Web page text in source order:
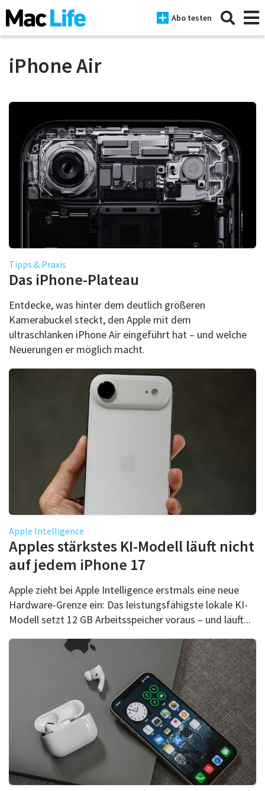
Abo testen
iPhone
Mac
iPad
Tests
Über uns
Mac Life+
Anmelden
iPhone Air
Tipps & Praxis
Das iPhone-Plateau
Entdecke, was hinter dem deutlich größeren
Kamerabuckel steckt, den Apple mit dem
ultraschlanken iPhone Air eingeführt hat – und welche
Neuerungen er möglich macht.
Apple Intelligence
Apples stärkstes KI-Modell läuft nicht
auf jedem iPhone 17
Apple zieht bei Apple Intelligence erstmals eine neue
Hardware-Grenze ein: Das leistungsfähigste lokale KI-
Modell setzt 12 GB Arbeitsspeicher voraus – und läuft...